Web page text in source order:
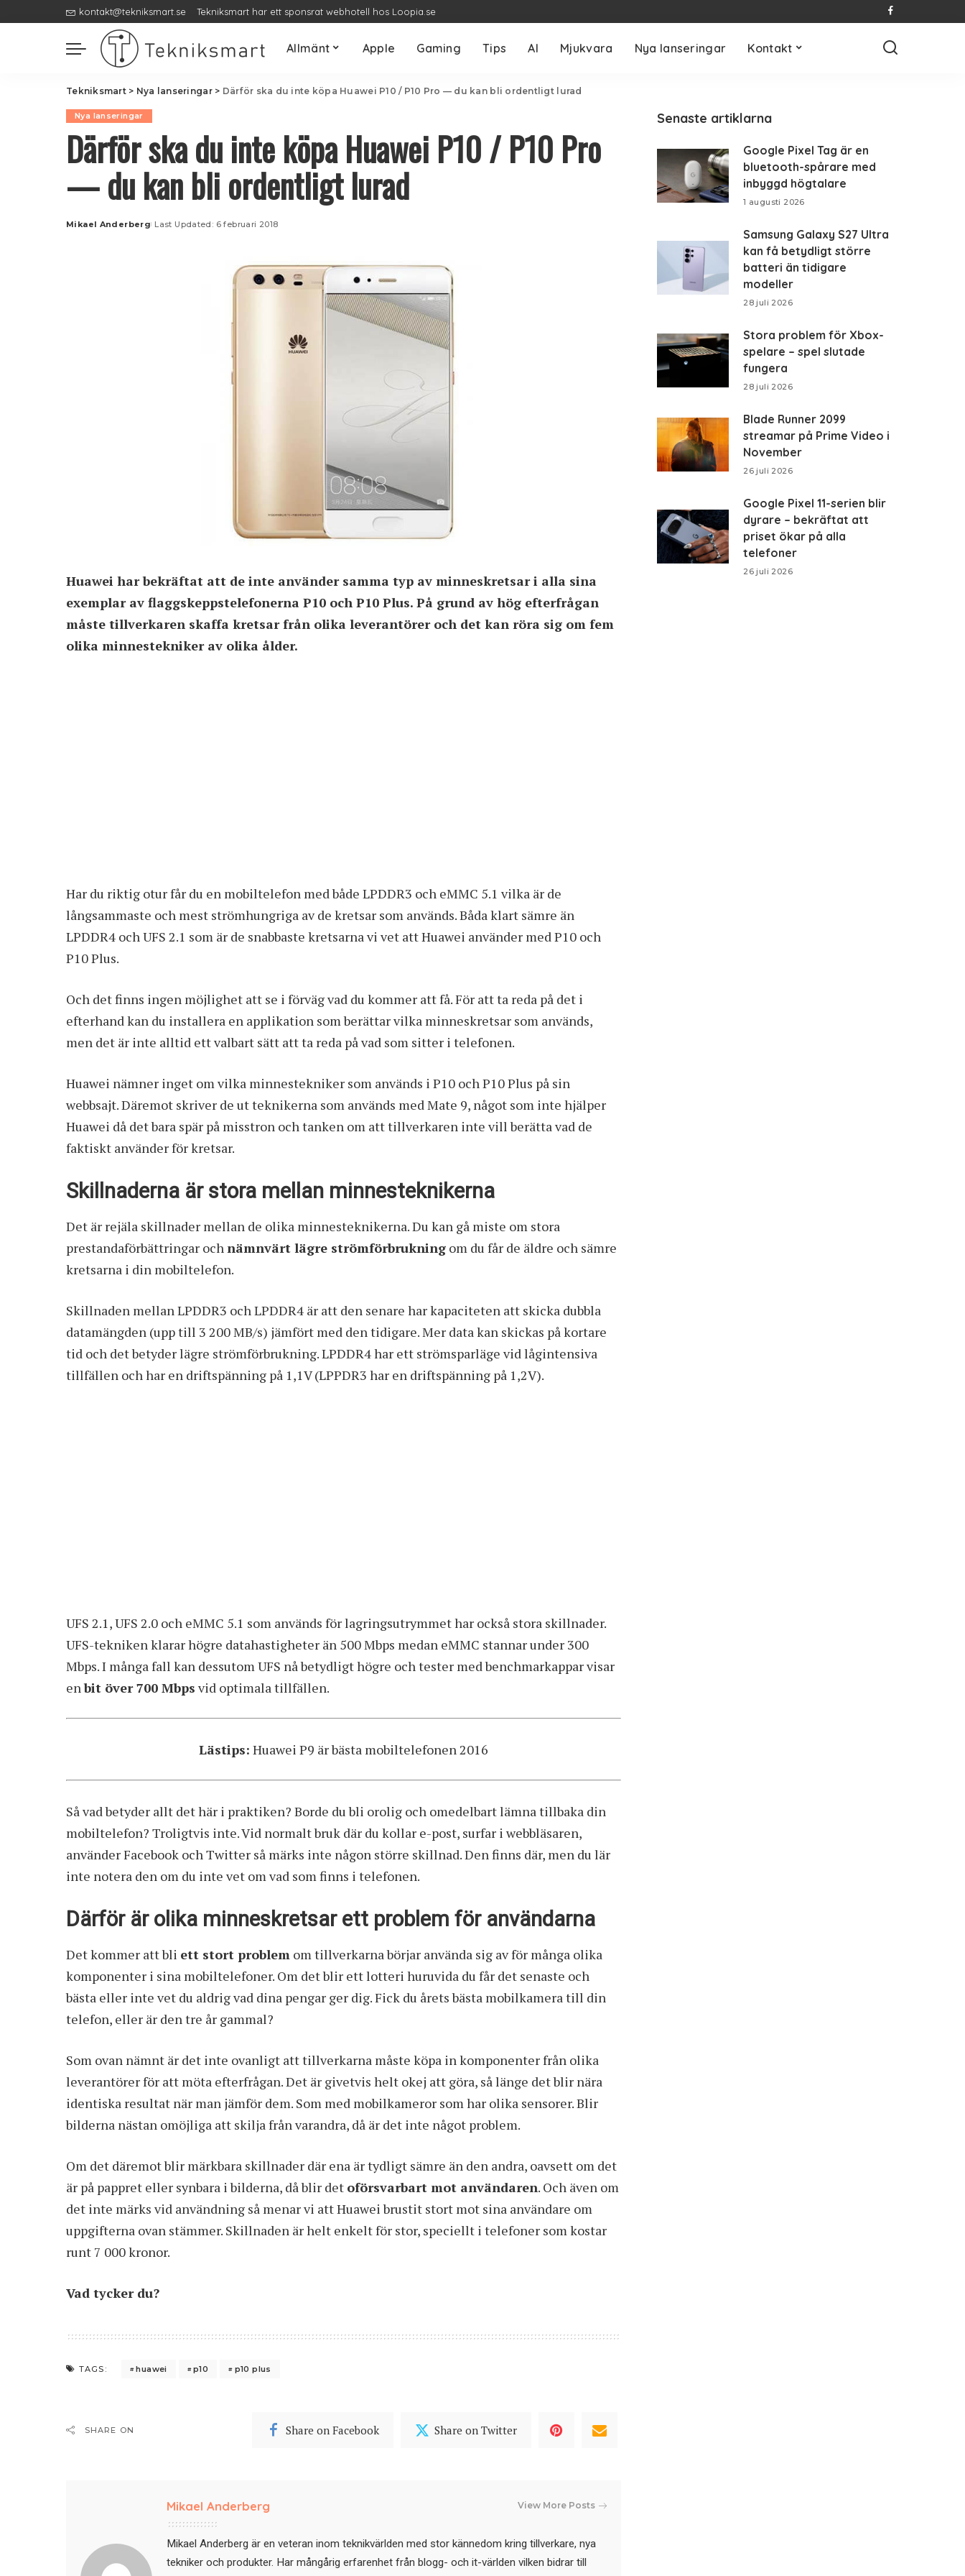
kontakt@tekniksmart.se Tekniksmart har ett sponsrat webhotell hos Loopia.se
Allmänt Apple Gaming Tips AI Mjukvara Nya lanseringar Kontakt
Tekniksmart> Nya lanseringar> Därför ska du inte köpa Huawei P10 / P10 Pro — du kan bli ordentligt lurad
Nya lanseringar
Därför ska du inte köpa Huawei P10 / P10 Pro
— du kan bli ordentligt lurad
Posted
Mikael Anderberg Last Updated: 6 februari 2018
Huawei har bekräftat att de inte använder samma typ av minneskretsar i alla sina
exemplar av flaggskeppstelefonerna P10 och P10 Plus. På grund av hög efterfrågan
måste tillverkaren skaffa kretsar från olika leverantörer och det kan röra sig om fem
olika minnestekniker av olika ålder.
Har du riktig otur får du en mobiltelefon med både LPDDR3 och eMMC 5.1 vilka är de
långsammaste och mest strömhungriga av de kretsar som används. Båda klart sämre än
LPDDR4 och UFS 2.1 som är de snabbaste kretsarna vi vet att Huawei använder med P10 och
P10 Plus.
Och det finns ingen möjlighet att se i förväg vad du kommer att få. För att ta reda på det i
efterhand kan du installera en applikation som berättar vilka minneskretsar som används,
men det är inte alltid ett valbart sätt att ta reda på vad som sitter i telefonen.
Huawei nämner inget om vilka minnestekniker som används i P10 och P10 Plus på sin
webbsajt. Däremot skriver de ut teknikerna som används med Mate 9, något som inte hjälper
Huawei då det bara spär på misstron och tanken om att tillverkaren inte vill berätta vad de
faktiskt använder för kretsar.
Skillnaderna är stora mellan minnesteknikerna
Det är rejäla skillnader mellan de olika minnesteknikerna. Du kan gå miste om stora
prestandaförbättringar ochnämnvärt lägre strömförbrukning om du får de äldre och sämre
kretsarna i din mobiltelefon.
Skillnaden mellan LPDDR3 och LPDDR4 är att den senare har kapaciteten att skicka dubbla
datamängden (upp till 3 200 MB/s) jämfört med den tidigare. Mer data kan skickas på kortare
tid och det betyder lägre strömförbrukning. LPDDR4 har ett strömsparläge vid lågintensiva
tillfällen och har en driftspänning på 1,1V (LPPDR3 har en driftspänning på 1,2V).
UFS 2.1, UFS 2.0 och eMMC 5.1 som används för lagringsutrymmet har också stora skillnader.
UFS-tekniken klarar högre datahastigheter än 500 Mbps medan eMMC stannar under 300
Mbps. I många fall kan dessutom UFS nå betydligt högre och tester med benchmarkappar visar
enbit över 700 Mbps vid optimala tillfällen.
Lästips: Huawei P9 är bästa mobiltelefonen 2016
Så vad betyder allt det här i praktiken? Borde du bli orolig och omedelbart lämna tillbaka din
mobiltelefon? Troligtvis inte. Vid normalt bruk där du kollar e-post, surfar i webbläsaren,
använder Facebook och Twitter så märks inte någon större skillnad. Den finns där, men du lär
inte notera den om du inte vet om vad som finns i telefonen.
Därför är olika minneskretsar ett problem för användarna
Det kommer att bli ett stort problem om tillverkarna börjar använda sig av för många olika
komponenter i sina mobiltelefoner. Om det blir ett lotteri huruvida du får det senaste och
bästa eller inte vet du aldrig vad dina pengar ger dig. Fick du årets bästa mobilkamera till din
telefon, eller är den tre år gammal?
Som ovan nämnt är det inte ovanligt att tillverkarna måste köpa in komponenter från olika
leverantörer för att möta efterfrågan. Det är givetvis helt okej att göra, så länge det blir nära
identiska resultat när man jämför dem. Som med mobilkameror som har olika sensorer. Blir
bilderna nästan omöjliga att skilja från varandra, då är det inte något problem.
Om det däremot blir märkbara skillnader där ena är tydligt sämre än den andra, oavsett om det
är på pappret eller synbara i bilderna, då blir det oförsvarbart mot användaren. Och även om
det inte märks vid användning så menar vi att Huawei brustit stort mot sina användare om
uppgifterna ovan stämmer. Skillnaden är helt enkelt för stor, speciellt i telefoner som kostar
runt 7 000 kronor.
Vad tycker du?
TAGS: huawei p10 p10 plus
SHARE ON Share on Facebook Share on Twitter
Mikael Anderberg View More Posts
Mikael Anderberg är en veteran inom teknikvärlden med stor kännedom kring tillverkare, nya
tekniker och produkter. Har mångårig erfarenhet från blogg- och it-världen vilken bidrar till
Senaste artiklarna
Google Pixel Tag är en
bluetooth-spårare med
inbyggd högtalare
1 augusti 2026
Samsung Galaxy S27 Ultra
kan få betydligt större
batteri än tidigare
modeller
28 juli 2026
Stora problem för Xbox-
spelare – spel slutade
fungera
28 juli 2026
Blade Runner 2099
streamar på Prime Video i
November
26 juli 2026
Google Pixel 11-serien blir
dyrare – bekräftat att
priset ökar på alla
telefoner
26 juli 2026